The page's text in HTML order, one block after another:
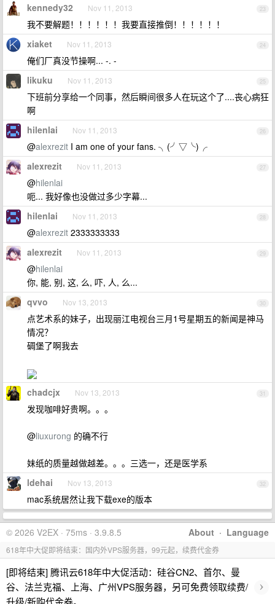
23
kennedy32 Nov 11, 2013
我不要解题！！！！！！我要直接推倒！！！！！！
24
xiaket Nov 11, 2013
俺们厂真没节操啊... -. -
25
likuku Nov 11, 2013
下班前分享给一个同事，然后瞬间很多人在玩这个了....丧心病狂
啊
26
hilenlai Nov 11, 2013
@alexrezit I am one of your fans. ╮(╯▽╰)╭
27
alexrezit Nov 11, 2013
@hilenlai
呃... 我好像也没做过多少字幕...
28
hilenlai Nov 11, 2013
@alexrezit 2333333333
29
alexrezit Nov 11, 2013
@hilenlai
你, 能, 别, 这, 么, 吓, 人, 么...
30
qvvo Nov 13, 2013
点艺术系的妹子，出现丽江电视台三月1号星期五的新闻是神马
情况？
碉堡了啊我去
31
chadcjx Nov 13, 2013
发现咖啡好贵啊。。。
@liuxurong 的确不行
妹纸的质量越做越差。。。三选一，还是医学系
32
ldehai Nov 13, 2013
mac系统居然让我下载exe的版本
About · Language
© 2026 V2EX · 75ms · 3.9.8.5
618年中大促即将结束：国内外VPS服务器，99元起，续费代金券
[即将结束] 腾讯云618年中大促活动：硅谷CN2、首尔、曼
谷、法兰克福、上海、广州VPS服务器，另可免费领取续费/
升级/新购代金券。
›